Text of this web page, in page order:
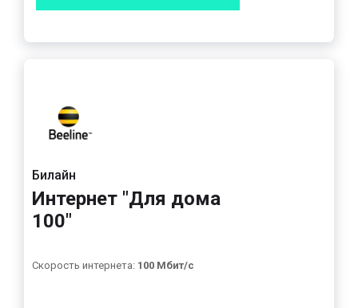
Билайн
Интернет "Для дома
100"
Скорость интернета: 100 Мбит/с